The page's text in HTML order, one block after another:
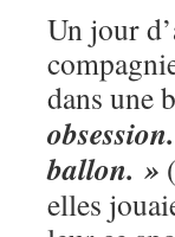
Un jour
dans une
ballon. »
elles